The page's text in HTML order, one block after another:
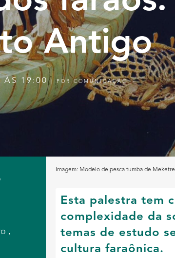
Antigo
ÀS 19:00 POR COMUNICAÇÃO
,
Imagem: Modelo de pesca tumba de
Esta palestra tem
complexidade da
temas de estudo
cultura faraônica.